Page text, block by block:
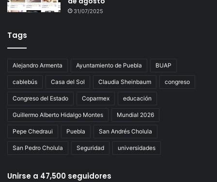
31/07/2025
Tags
Alejandro Armenta Ayuntamiento de Puebla BUAP
cablebús Casa del Sol Claudia Sheinbaum congreso
Congreso del Estado Coparmex educación
Guillermo Alberto Hidalgo Montes Mundial 2026
Pepe Chedraui Puebla San Andrés Cholula
San Pedro Cholula Seguridad universidades
Unirse a 47,500 seguidores